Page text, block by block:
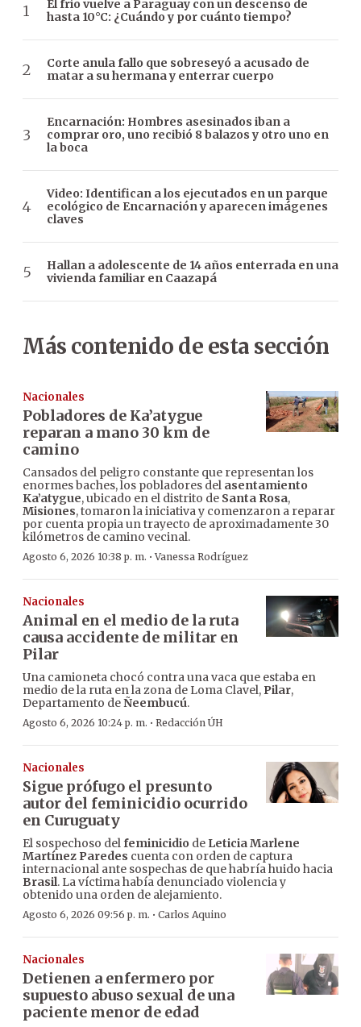
El frío vuelve a Paraguay con un descenso de
hasta 10°C: ¿Cuándo y por cuánto tiempo?
Corte anula fallo que sobreseyó a acusado de
matar a su hermana y enterrar cuerpo
Encarnación: Hombres asesinados iban a
comprar oro, uno recibió 8 balazos y otro uno en
la boca
Video: Identifican a los ejecutados en un parque
ecológico de Encarnación y aparecen imágenes
claves
Hallan a adolescente de 14 años enterrada en una
vivienda familiar en Caazapá
Más contenido de esta sección
Nacionales
Pobladores de Ka’atygue
reparan a mano 30 km de
camino
Cansados del peligro constante que representan los
enormes baches, los pobladores del asentamiento
Ka’atygue, ubicado en el distrito de Santa Rosa,
Misiones, tomaron la iniciativa y comenzaron a reparar
por cuenta propia un trayecto de aproximadamente 30
kilómetros de camino vecinal.
Agosto 6, 2026 10:38 p. m. ·Vanessa Rodríguez
Nacionales
Animal en el medio de la ruta
causa accidente de militar en
Pilar
Una camioneta chocó contra una vaca que estaba en
medio de la ruta en la zona de Loma Clavel, Pilar,
Departamento deÑeembucú.
Agosto 6, 2026 10:24 p. m. · Redacción ÚH
Nacionales
Sigue prófugo el presunto
autor del feminicidio ocurrido
en Curuguaty
El sospechoso delfeminicidio de Leticia Marlene
Martínez Paredes cuenta con orden de captura
internacional ante sospechas de que habría huido hacia
Brasil. La víctima había denunciado violencia y
obtenido una orden de alejamiento.
Agosto 6, 2026 09:56 p. m. · Carlos Aquino
Nacionales
Detienen a enfermero por
supuesto abuso sexual de una
paciente menor de edad